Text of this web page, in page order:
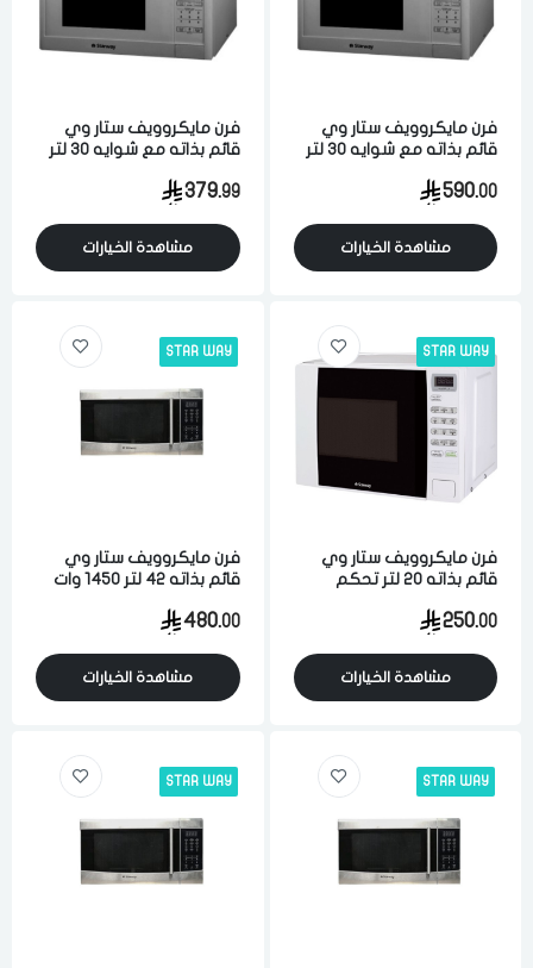
فرن مايكروويف ستار وي
قائم بذاته مع شوايه 30 لتر
فضي
590.00
مشاهدة الخيارات
فرن مايكروويف ستار وي
قائم بذاته مع شوايه 30 لتر
فضي
379.99
مشاهدة الخيارات
STAR WAY
فرن مايكروويف ستار وي
قائم بذاته 20 لتر تحكم
250.00
مشاهدة الخيارات
STAR WAY
فرن مايكروويف ستار وي
قائم بذاته 42 لتر 1450 وات
المستويات فضي
480.00
مشاهدة الخيارات
STAR WAY
STAR WAY